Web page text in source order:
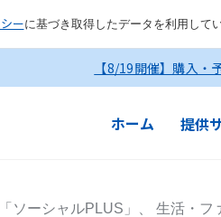
ーに基づき取得したデータを利用して
【8/19開催】購入・
ホーム 提供
ソーシャルPLUS」、 生活・